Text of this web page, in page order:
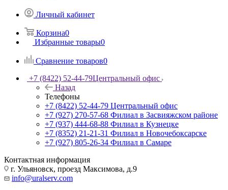
Личный кабинет
Корзина0
Избранные товары0
Сравнение товаров0
+7 (8422) 52-44-79Центральный офис
Назад
Телефоны
+7 (8422) 52-44-79 Центральный офис
+7 (927) 270-57-68 Филиал в Засвияжском районе
+7 (937) 444-68-88 Филиал в Кузнецке
+7 (8352) 21-21-31 Филиал в Новочебоксарске
+7 (927) 805-26-34 Филиал в Самаре
Контактная информация
г. Ульяновск, проезд Максимова, д.9
info@uralserv.com